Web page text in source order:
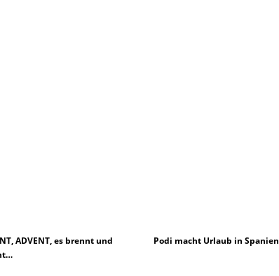
ADVENT, es brennt und
Podi macht Urlaub in Spanien